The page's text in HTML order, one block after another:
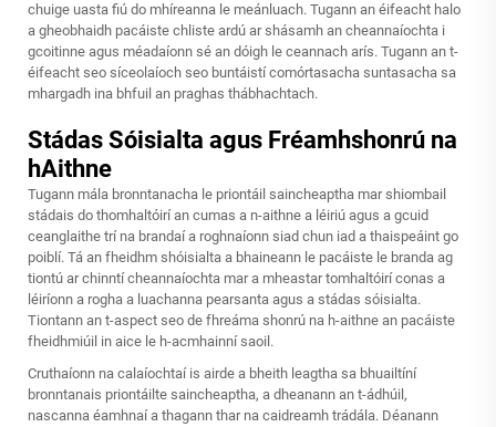
chuige uasta fiú do mhíreanna le meánluach. Tugann an éifeacht halo
a gheobhaidh pacáiste chliste ardú ar shásamh an cheannaíochta i
gcoitinne agus méadaíonn sé an dóigh le ceannach arís. Tugann an t-
éifeacht seo síceolaíoch seo buntáistí comórtasacha suntasacha sa
mhargadh ina bhfuil an praghas thábhachtach.
Stádas Sóisialta agus Fréamhshonrú na
hAithne
Tugann mála bronntanacha le priontáil saincheaptha mar shiombail
stádais do thomhaltóirí an cumas a n-aithne a léiriú agus a gcuid
ceanglaithe trí na brandaí a roghnaíonn siad chun iad a thaispeáint go
poiblí. Tá an fheidhm shóisialta a bhaineann le pacáiste le branda ag
tiontú ar chinntí cheannaíochta mar a mheastar tomhaltóirí conas a
léiríonn a rogha a luachanna pearsanta agus a stádas sóisialta.
Tiontann an t-aspect seo de fhreáma shonrú na h-aithne an pacáiste
fheidhmiúil in aice le h-acmhainní saoil.
Cruthaíonn na calaíochtaí is airde a bheith leagtha sa bhuailtíní
bronntanais priontáilte saincheaptha, a dheanann an t-ádhúil,
nascanna éamhnaí a thagann thar na caidreamh trádála. Déanann